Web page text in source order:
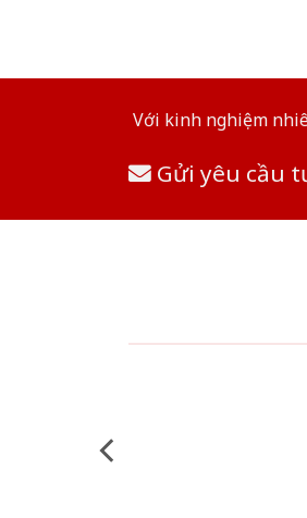
Với kinh nghiệm
Gửi yêu cầu